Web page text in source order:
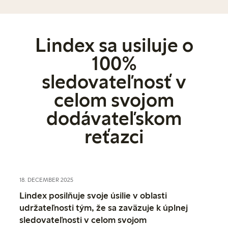
Lindex sa usiluje o
100%
sledovateľnosť v
celom svojom
dodávateľskom
reťazci
18. DECEMBER 2025
Lindex posilňuje svoje úsilie v oblasti
udržateľnosti tým, že sa zaväzuje k úplnej
sledovateľnosti v celom svojom